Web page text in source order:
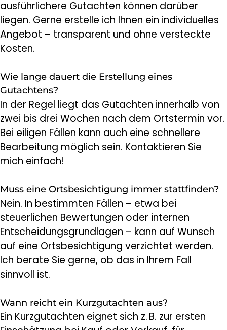
ausführlichere Gutachten können darüber
liegen. Gerne erstelle ich Ihnen ein individuelles
Angebot – transparent und ohne versteckte
Kosten.
Wie lange dauert die Erstellung eines
Gutachtens?
In der Regel liegt das Gutachten innerhalb von
zwei bis drei Wochen nach dem Ortstermin vor.
Bei eiligen Fällen kann auch eine schnellere
Bearbeitung möglich sein. Kontaktieren Sie
mich einfach!
Muss eine Ortsbesichtigung immer stattfinden?
Nein. In bestimmten Fällen – etwa bei
steuerlichen Bewertungen oder internen
Entscheidungsgrundlagen – kann auf Wunsch
auf eine Ortsbesichtigung verzichtet werden.
Ich berate Sie gerne, ob das in Ihrem Fall
sinnvoll ist.
Wann reicht ein Kurzgutachten aus?
Ein Kurzgutachten eignet sich z. B. zur ersten